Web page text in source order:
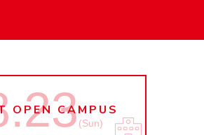
OPEN CAMPUS
(Sun)